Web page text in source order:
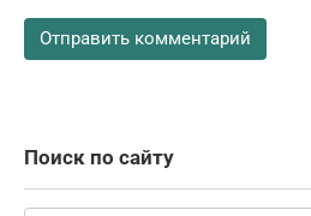
Поиск по сайту